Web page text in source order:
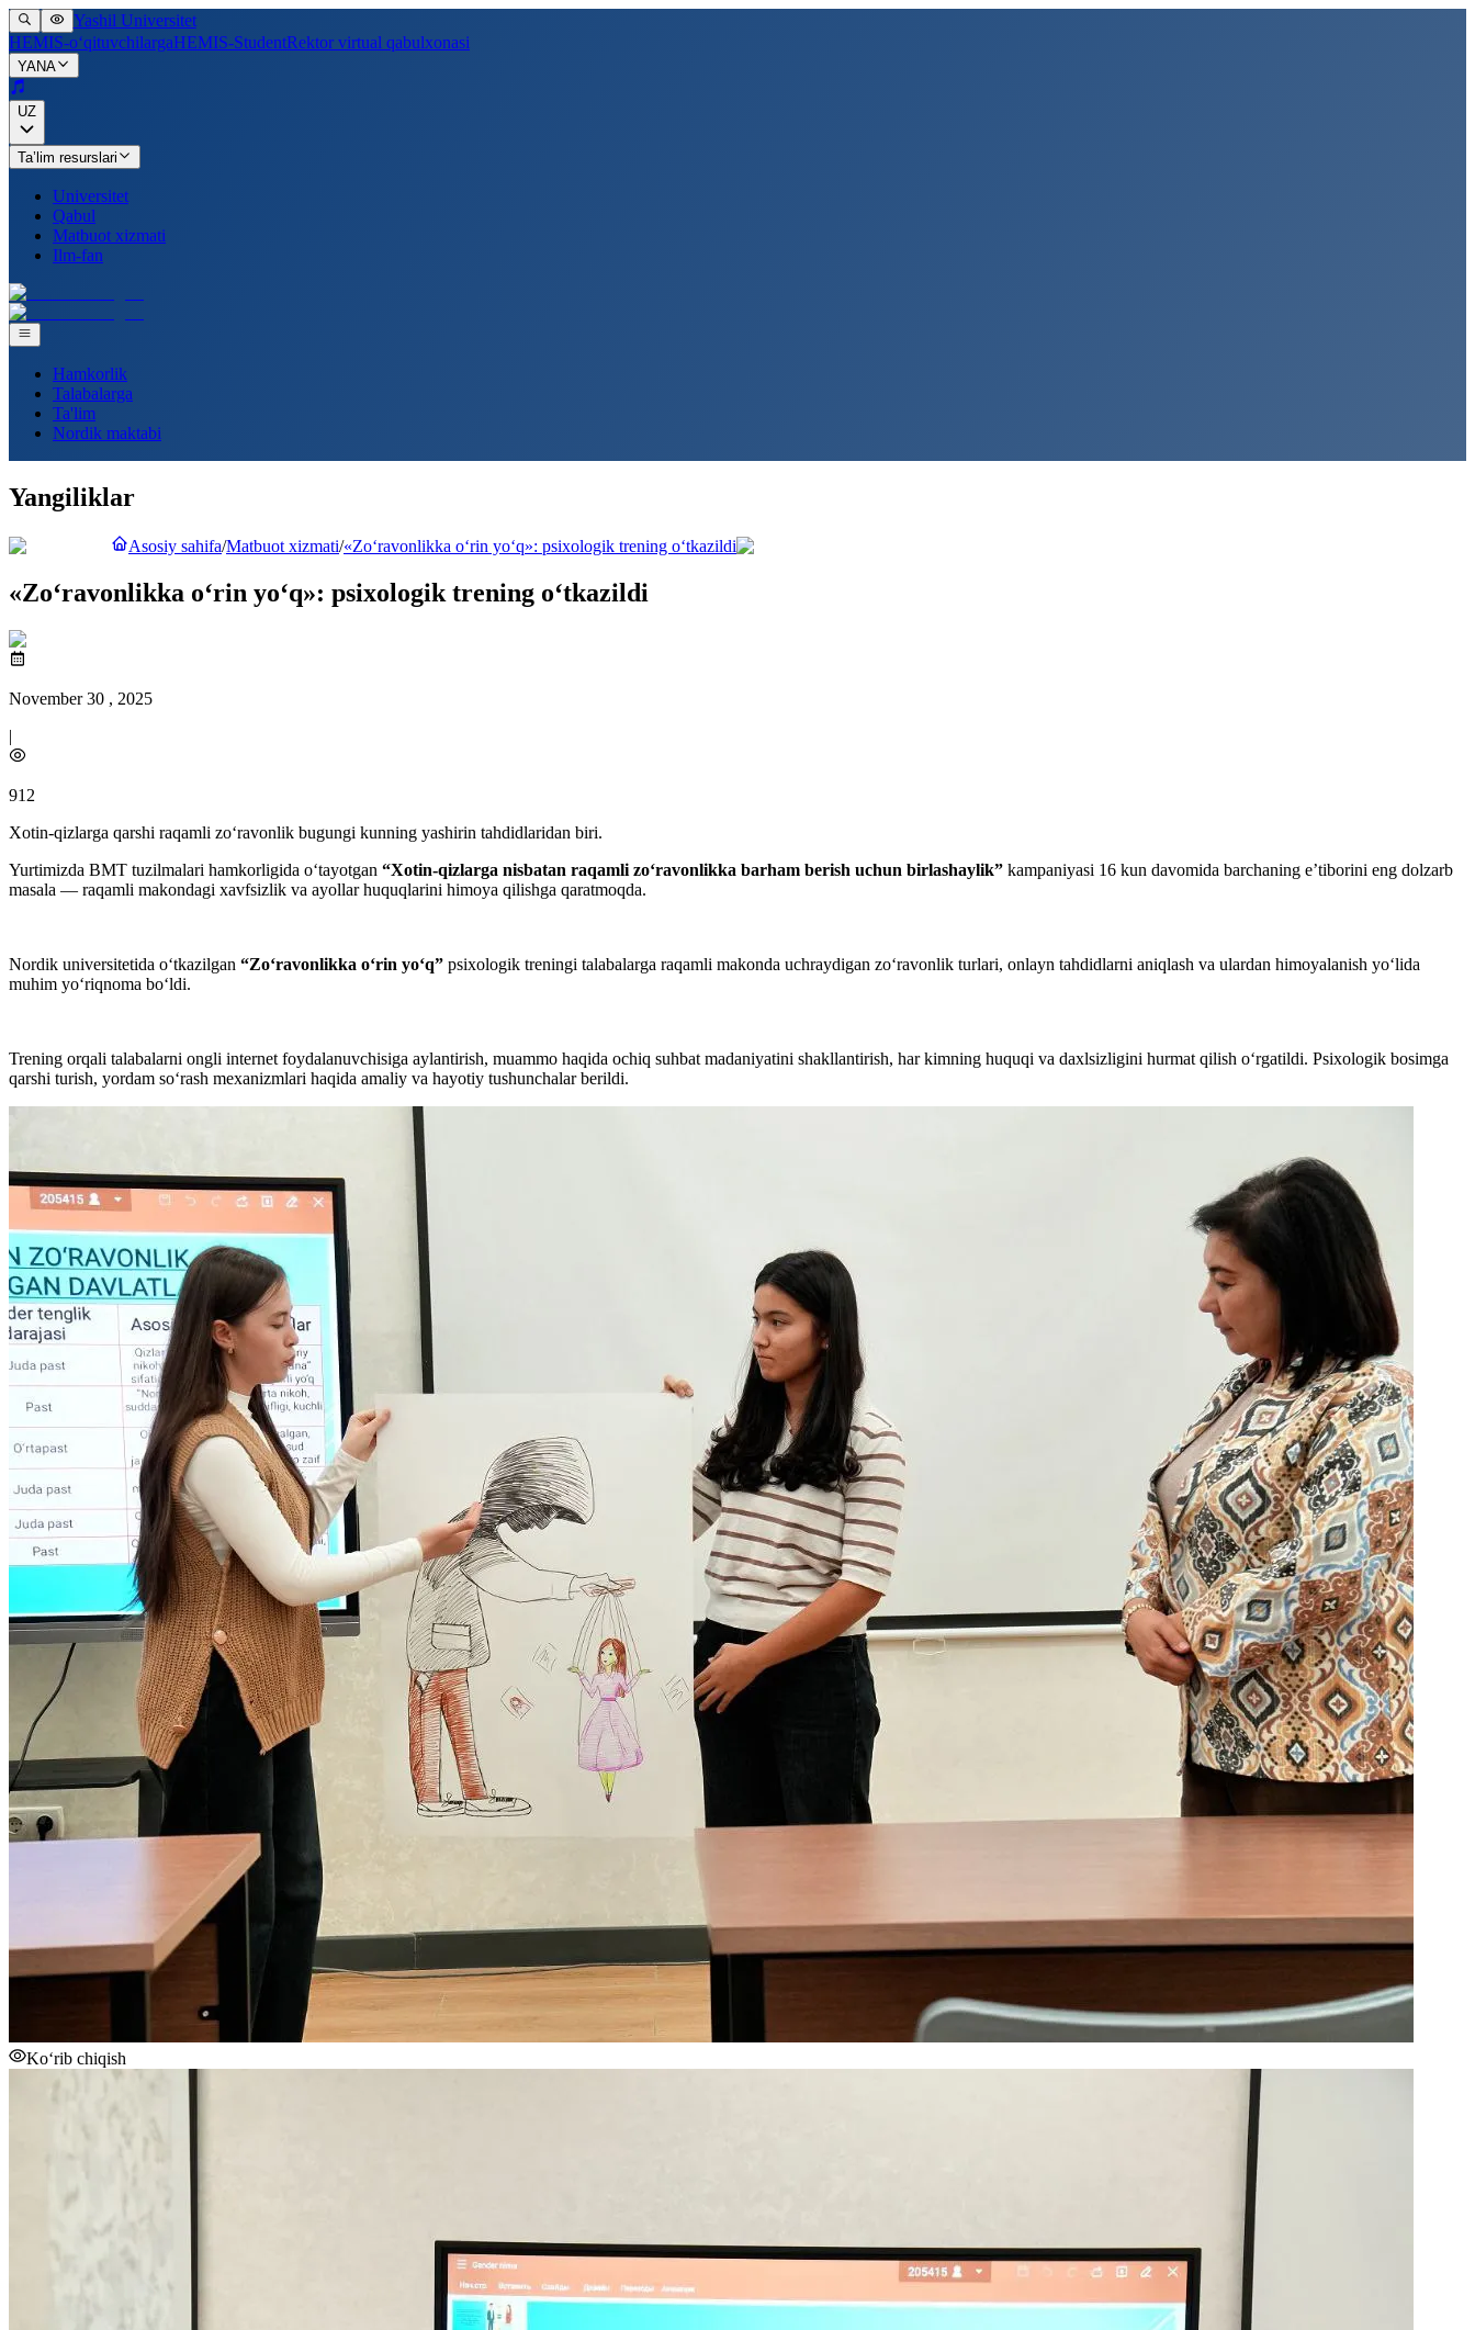
Yashil Universitet
HEMIS-o‘qituvchilargaHEMIS-StudentRektor virtual qabulxonasi
YANA
UZ
Ta’lim resurslari
Universitet
Qabul
Matbuot xizmati
Ilm-fan
Hamkorlik
Talabalarga
Ta'lim
Nordik maktabi
Yangiliklar
Asosiy sahifa/Matbuot xizmati/«Zo‘ravonlikka o‘rin yo‘q»: psixologik trening o‘tkazildi
«Zo‘ravonlikka o‘rin yo‘q»: psixologik trening o‘tkazildi
November 30 , 2025
|
912
Xotin-qizlarga qarshi raqamli zo‘ravonlik bugungi kunning yashirin tahdidlaridan biri.
Yurtimizda BMT tuzilmalari hamkorligida o‘tayotgan “Xotin-qizlarga nisbatan raqamli zo‘ravonlikka barham berish uchun birlashaylik” kampaniyasi 16 kun davomida barchaning e’tiborini eng dolzarb
masala — raqamli makondagi xavfsizlik va ayollar huquqlarini himoya qilishga qaratmoqda.
Nordik universitetida o‘tkazilgan “Zo‘ravonlikka o‘rin yo‘q” psixologik treningi talabalarga raqamli makonda uchraydigan zo‘ravonlik turlari, onlayn tahdidlarni aniqlash va ulardan himoyalanish yo‘lida
muhim yo‘riqnoma bo‘ldi.
Trening orqali talabalarni ongli internet foydalanuvchisiga aylantirish, muammo haqida ochiq suhbat madaniyatini shakllantirish, har kimning huquqi va daxlsizligini hurmat qilish o‘rgatildi. Psixologik bosimga
qarshi turish, yordam so‘rash mexanizmlari haqida amaliy va hayotiy tushunchalar berildi.
Ko‘rib chiqish